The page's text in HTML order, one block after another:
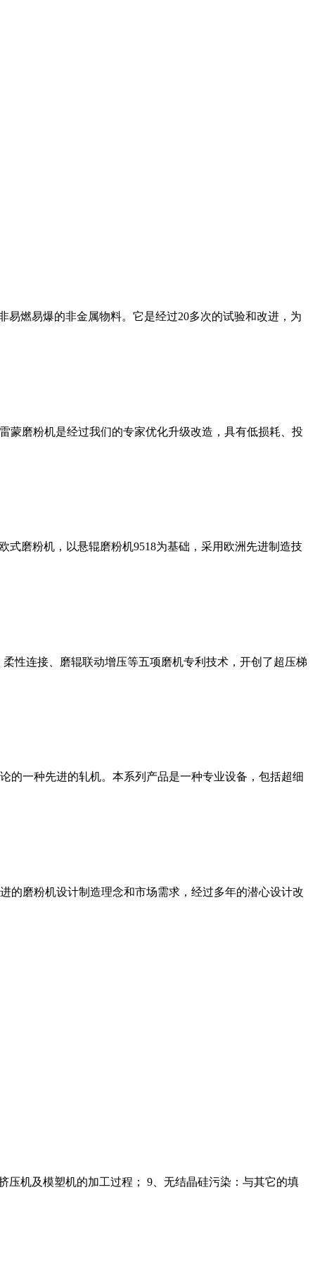
燃易爆的非金属物料。它是经过20多次的试验和改进，为
蒙磨粉机是经过我们的专家优化升级改造，具有低损耗、投
磨粉机，以悬辊磨粉机9518为基础，采用欧洲先进制造技
性连接、磨辊联动增压等五项磨机专利技术，开创了超压梯
的一种先进的轧机。本系列产品是一种专业设备，包括超细
的磨粉机设计制造理念和市场需求，经过多年的潜心设计改
压机及模塑机的加工过程； 9、无结晶硅污染：与其它的填